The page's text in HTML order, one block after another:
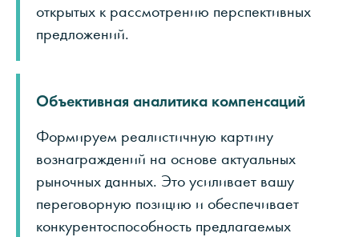
открытых к рассмотрению перспективных
предложений.
Объективная аналитика компенсаций
Формируем реалистичную картину
вознаграждений на основе актуальных
рыночных данных. Это усиливает вашу
переговорную позицию и обеспечивает
конкурентоспособность предлагаемых